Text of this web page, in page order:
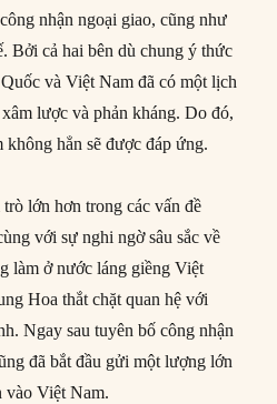
nhận ngoại giao, cũng như
Bởi cả hai bên dù chung ý thức
và Việt Nam đã có một lịch
lược và phản kháng. Do đó,
hẳn sẽ được đáp ứng.
lớn hơn trong các vấn đề
với sự nghi ngờ sâu sắc về
làm ở nước láng giềng Việt
Hoa thắt chặt quan hệ với
Ngay sau tuyên bố công nhận
đã bắt đầu gửi một lượng lớn
vào Việt Nam.